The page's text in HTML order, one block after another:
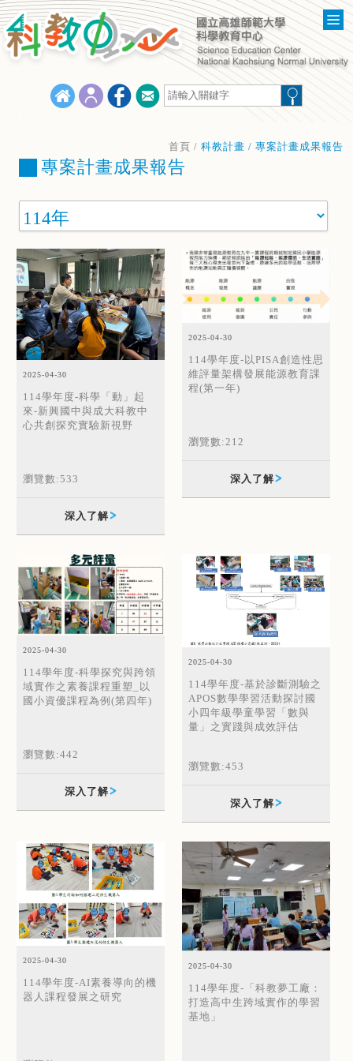
首頁 / 科教計畫 / 專案計畫成果報告
專案計畫成果報告
2025-04-30
114學年度-科學「動」起
來-新興國中與成大科教中
心共創探究實驗新視野
瀏覽數:533
深入了解
2025-04-30
114學年度-以PISA創造性思
維評量架構發展能源教育課
程(第一年)
瀏覽數:212
深入了解
2025-04-30
114學年度-科學探究與跨領
域實作之素養課程重塑_以
國小資優課程為例(第四年)
瀏覽數:442
深入了解
2025-04-30
114學年度-基於診斷測驗之
APOS數學學習活動探討國
小四年級學童學習「數與
量」之實踐與成效評估
瀏覽數:453
深入了解
2025-04-30
114學年度-AI素養導向的機
器人課程發展之研究
2025-04-30
114學年度-「科教夢工廠：
打造高中生跨域實作的學習
基地」